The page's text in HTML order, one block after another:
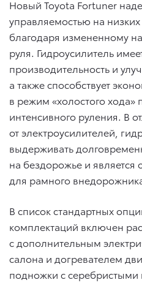
Новый Toyota Fortuner
управляемостью на
благодаря измененному
руля. Гидроусилитель
производительность и
а также способствует
в режим «холостого хода»
интенсивного руления. В
от электроусилителей,
выдерживать
на бездорожье и
для рамного
В список стандартных
комплектаций включен
с дополнительным
салона и догревателем
подножки с серебристыми